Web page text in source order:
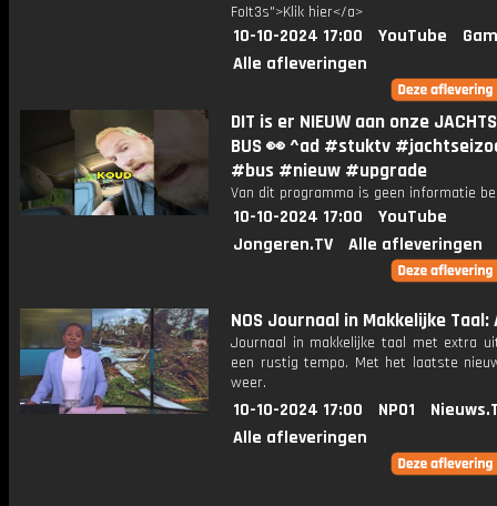
FoIt3s">Klik hier</a>
10-10-2024 17:00 YouTube
Alle afleveringen
DIT is er NIEUW aan onze
BUS 👀 ^ad #stuktv
#bus #nieuw #upgrade
Van dit programma is geen informatie
10-10-2024 17:00
YouTube
Jongeren.TV
Alle afleveringen
NOS Journaal in Makkelijke
Journaal in makkelijke taal met extra
een rustig tempo. Met het laatste
weer.
10-10-2024 17:00 NPO1
Alle afleveringen